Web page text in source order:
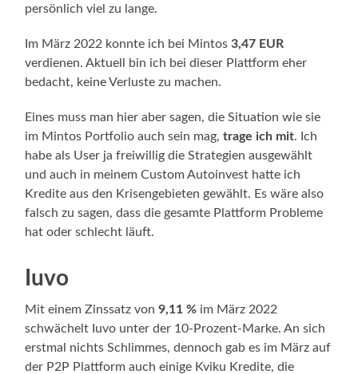
persönlich viel zu lange.
Im März 2022 konnte ich bei Mintos3,47 EUR
verdienen. Aktuell bin ich bei dieser Plattform eher
bedacht, keine Verluste zu machen.
Eines muss man hier aber sagen, die Situation wie sie
im Mintos Portfolio auch sein mag,trage ich mit. Ich
habe als User ja freiwillig die Strategien ausgewählt
und auch in meinem Custom Autoinvest hatte ich
Kredite aus den Krisengebieten gewählt. Es wäre also
falsch zu sagen, dass die gesamte Plattform Probleme
hat oder schlecht läuft.
Iuvo
Mit einem Zinssatz von 9,11 % im März 2022
schwächelt Iuvo unter der 10-Prozent-Marke. An sich
erstmal nichts Schlimmes, dennoch gab es im März auf
der P2P Plattform auch einige Kviku Kredite, die